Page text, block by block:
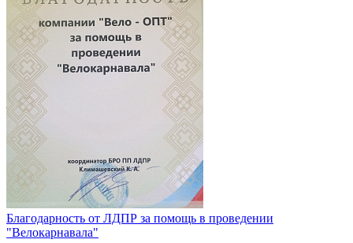
Благодарность от ЛДПР за помощь в проведении
"Велокарнавала"